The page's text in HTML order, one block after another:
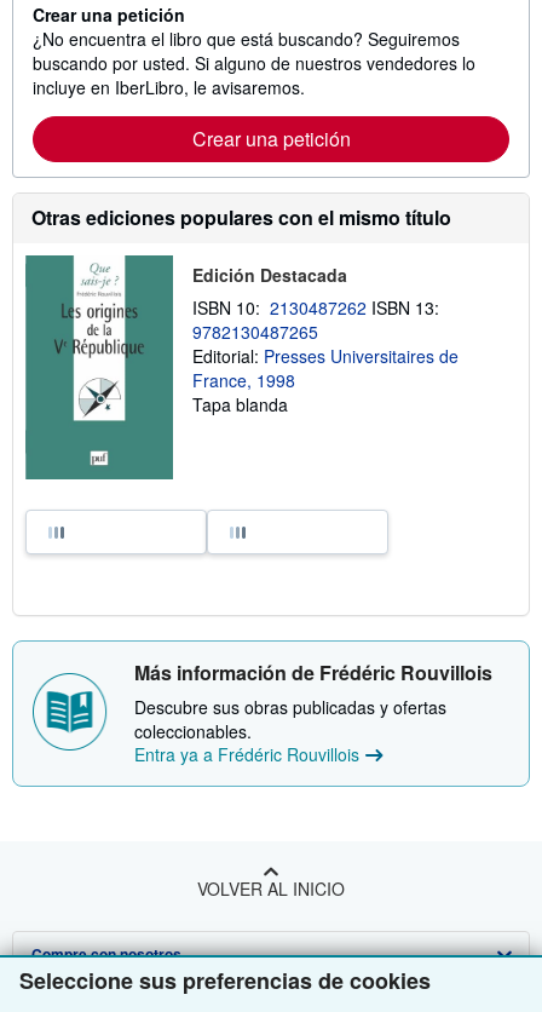
Seleccione sus preferencias de cookies
Crear una petición
¿No encuentra el libro que está buscando? Seguiremos
buscando por usted. Si alguno de nuestros vendedores lo
incluye en IberLibro, le avisaremos.
Crear una petición
Otras ediciones populares con el mismo título
Edición Destacada
ISBN 10: 2130487262 ISBN 13:
9782130487265
Editorial: Presses Universitaires de
France, 1998
Tapa blanda
Más información de Frédéric Rouvillois
Descubre sus obras publicadas y ofertas
coleccionables.
Entra ya a Frédéric Rouvillois
VOLVER AL INICIO
Compre con nosotros